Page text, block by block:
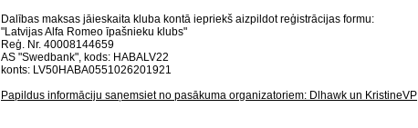
Dalības maksas jāieskaita kluba kontā iepriekš aizpildot reģistrācijas formu:
"Latvijas Alfa Romeo īpašnieku klubs"
Reģ. Nr. 40008144659
AS "Swedbank", kods: HABALV22
konts: LV50HABA0551026201921
Papildus informāciju saņemsiet no pasākuma organizatoriem: Dlhawk un KristineVP